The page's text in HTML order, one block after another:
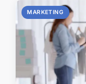
MARKETING